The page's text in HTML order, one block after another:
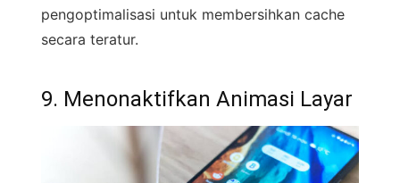
pengoptimalisasi untuk membersihkan cache
secara teratur.
9. Menonaktifkan Animasi Layar